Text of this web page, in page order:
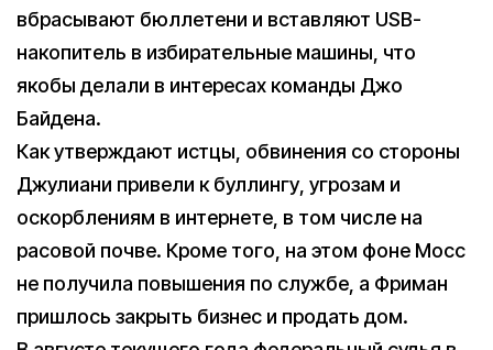
вбрасывают бюллетени и вставляют USB-
накопитель в избирательные машины, что
якобы делали в интересах команды Джо
Байдена.
Как утверждают истцы, обвинения со стороны
Джулиани привели к буллингу, угрозам и
оскорблениям в интернете, в том числе на
расовой почве. Кроме того, на этом фоне Мосс
не получила повышения по службе, а Фриман
пришлось закрыть бизнес и продать дом.